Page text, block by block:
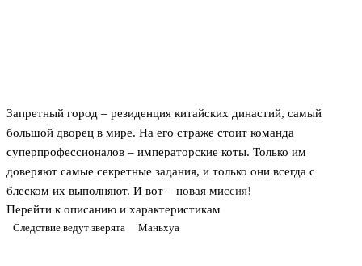
Следствие ведут зверята Маньхуа
Запретный город – резиденция китайских династий, самый
большой дворец в мире. На его страже стоит команда
суперпрофессионалов – императорские коты. Только им
доверяют самые секретные задания, и только они всегда с
блеском их выполняют. И вот – новая миссия!
Расследование императорских котов подходит к концу.
Предатель обнаружен, а значит, защитникам Запретного города
Перейти к описанию и характеристикам